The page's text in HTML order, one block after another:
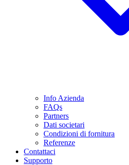
Info Azienda
FAQs
Partners
Dati societari
Condizioni di fornitura
Referenze
Contattaci
Supporto